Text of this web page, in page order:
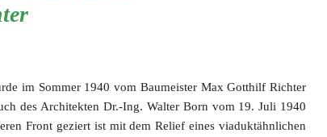
im Sommer 1940 vom Baumeister Max Gotthilf Richter
des Architekten Dr.-Ing. Walter Born vom 19. Juli 1940
Front geziert ist mit dem Relief eines viaduktähnlichen